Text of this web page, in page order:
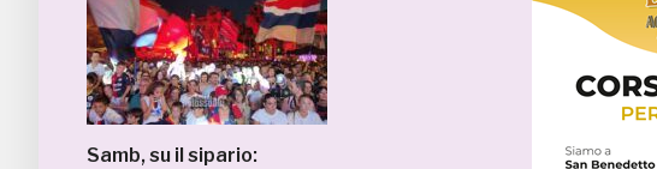
Samb, su il sipario: